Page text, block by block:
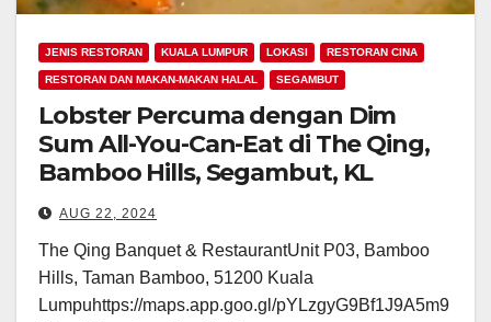
JENIS RESTORAN KUALA LUMPUR LOKASI RESTORAN CINA
RESTORAN DAN MAKAN-MAKAN HALAL SEGAMBUT
Lobster Percuma dengan Dim
Sum All-You-Can-Eat di The Qing,
Bamboo Hills, Segambut, KL
AUG 22, 2024
The Qing Banquet & RestaurantUnit P03, Bamboo
Hills, Taman Bamboo, 51200 Kuala
Lumpuhttps://maps.app.goo.gl/pYLzgyG9Bf1J9A5m9